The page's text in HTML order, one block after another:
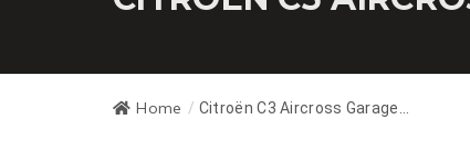
Home / Citroën C3 Aircross Garage...